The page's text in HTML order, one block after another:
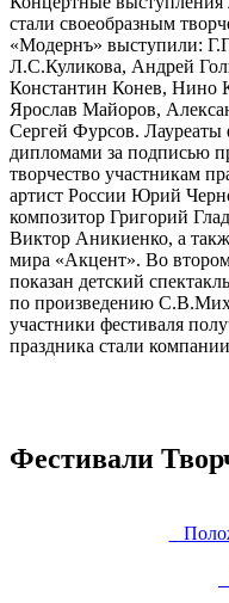
стали своеобразным
«Модернъ» выступили:
Л.С.Куликова, Андрей
Константин Конев, Нино
Ярослав Майоров,
Сергей Фурсов.
дипломами за подписью
творчество участникам
артист России Юрий
композитор Григорий
Виктор Аникиенко, а
мира «Акцент». Во
показан детский
по произведению
участники фестиваля
праздника стали
Фестивали